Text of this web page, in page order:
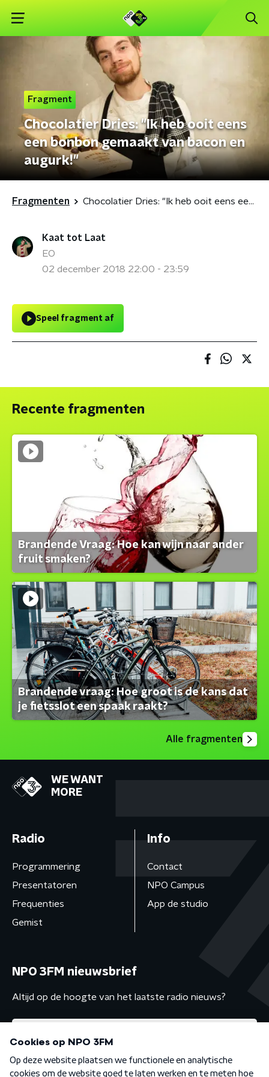
Fragment
Chocolatier Dries: "Ik heb ooit eens
een bonbon gemaakt van bacon en
augurk!"
Fragmenten Chocolatier Dries: "Ik heb ooit eens een bonbon gemaakt van bacon en augurk!"
Kaat tot Laat
EO
02 december 2018 22:00 - 23:59
Speel fragment af
Recente fragmenten
Brandende Vraag: Hoe kan wijn naar ander
fruit smaken?
Brandende vraag: Hoe groot is de kans dat
je fietsslot een spaak raakt?
Alle fragmenten
WE WANT
MORE
Radio
Programmering
Presentatoren
Frequenties
Gemist
Info
Contact
NPO Campus
App de studio
NPO 3FM nieuwsbrief
Altijd op de hoogte van het laatste radio nieuws?